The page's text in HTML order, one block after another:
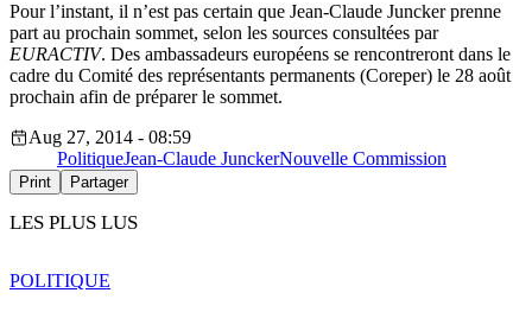
Pour l’instant, il n’est pas certain que Jean-Claude Juncker prenne
part au prochain sommet, selon les sources consultées par
EURACTIV. Des ambassadeurs européens se rencontreront dans le
cadre du Comité des représentants permanents (Coreper) le 28 août
prochain afin de préparer le sommet.
Aug 27, 2014 - 08:59
PolitiqueJean-Claude JunckerNouvelle Commission
Print Partager
LES PLUS LUS
POLITIQUE